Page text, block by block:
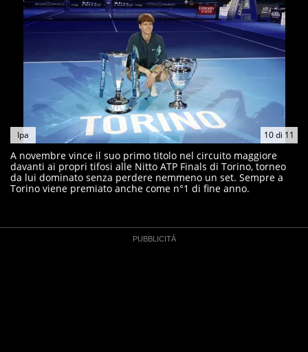
10di 11
Ipa
A novembre vince il suo primo titolo nel circuito maggiore
davanti ai propri tifosi alle Nitto ATP Finals di Torino, torneo
da lui dominato senza perdere nemmeno un set. Sempre a
Torino viene premiato anche come n°1 di fine anno.